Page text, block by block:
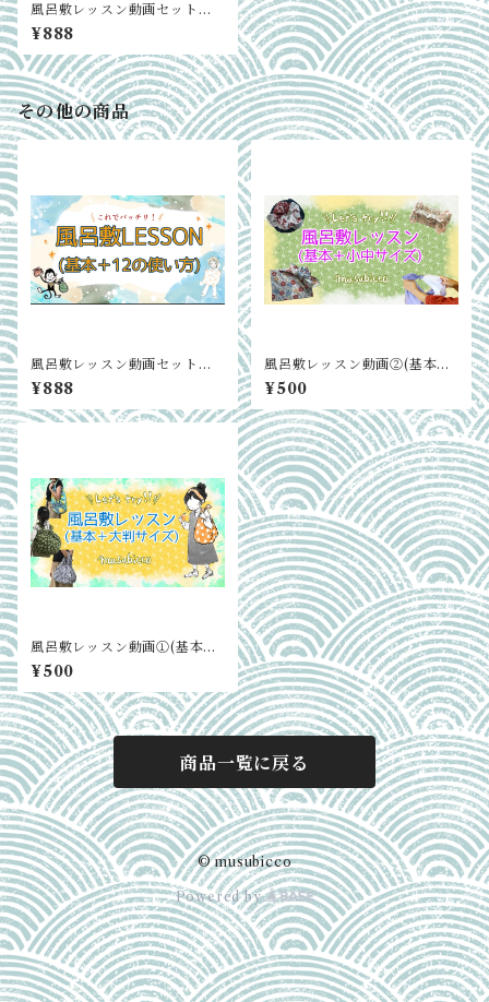
風呂敷レッスン動画セット①
②
¥888
その他の商品
風呂敷レッスン動画セット①
②
¥888
風呂敷レッスン動画②(基本＋
小中サイズ編)
¥500
風呂敷レッスン動画①(基本＋
大判サイズ編)
¥500
商品一覧に戻る
© musubicco
Powered by